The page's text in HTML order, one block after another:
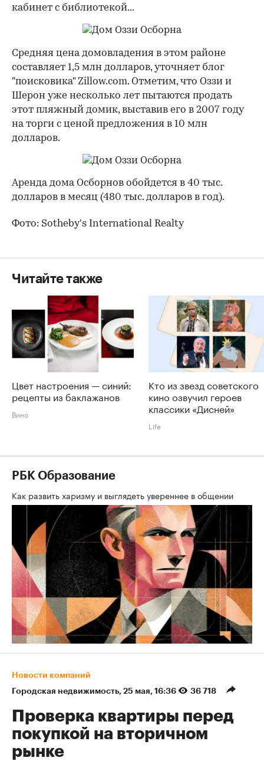
кабинет с библиотекой...
00:00 /
Средняя цена домовладения в этом районе
составляет 1,5 млн долларов, уточняет блог
"поисковика" Zillow.com. Отметим, что Оззи и
Шерон уже несколько лет пытаются продать
этот пляжный домик, выставив его в 2007 году
на торги с ценой предложения в 10 млн
долларов.
Аренда дома Осборнов обойдется в 40 тыс.
долларов в месяц (480 тыс. долларов в год).
Фото: Sotheby's International Realty
Читайте также
Цвет настроения — синий:
рецепты из баклажанов
Вино
Кто из звезд советского
кино озвучил героев
классики «Дисней»
Life
РБК Образование
Как развить харизму и выглядеть увереннее в общении
Новости компаний
Городская недвижимость⁠, 25 мая, 16:36 36 718
Проверка квартиры перед
покупкой на вторичном
рынке